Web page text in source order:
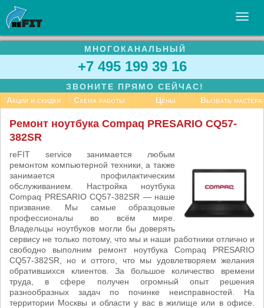
УСЛУГИ
БИЗНЕСУ
СТАТЬИ
МНОГОКАНАЛЬНЫЙ
+7 495 199 39 16
ЗВОНИТЕ ПРЯМО СЕЙЧАС!
Акции и скидки
Схема работы Цены Вызвать мастера
Ремонт ноутбука Compaq PRESARIO CQ57-
382SR
reFIT service занимается любым
ремонтом компьютерной техники, а также
занимается профилактическим
обслуживанием. Настройка ноутбука
Compaq PRESARIO CQ57-382SR — наше
призвание. Мы самые образцовые
профессионалы во всём мире.
Владельцы ноутбуков могли бы доверять
сервису не только потому, что мы и наши работники отлично и
свободно выполним ремонт ноутбука Compaq PRESARIO
CQ57-382SR, но и оттого, что мы удовлетворяем желания
обратившихся клиентов. За большое количество времени
труда, в сфере получен огромный опыт решения
разнообразных задач по починке неисправностей. На
территории Москвы и области у вас в жилище или в офисе.